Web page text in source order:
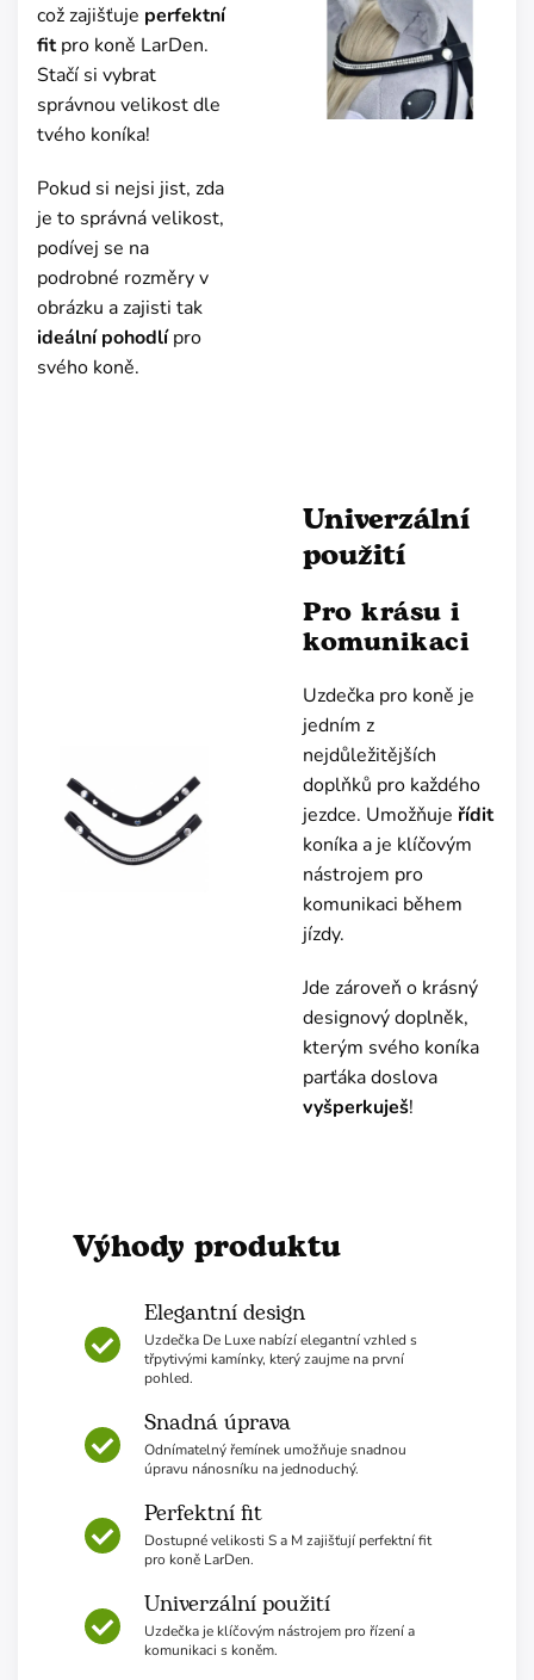
což zajišťuje perfektní
fitpro koně LarDen.
Stačí si vybrat
správnou velikost dle
tvého koníka!
Pokud si nejsi jist, zda
je to správná velikost,
podívej se na
podrobné rozměry v
obrázku a zajisti tak
ideální pohodlípro
svého koně.
Univerzální
použití
Pro krásu i
komunikaci
Uzdečka pro koně je
jedním z
nejdůležitějších
doplňků pro každého
jezdce. Umožňuje řídit
koníka a je klíčovým
nástrojem pro
komunikaci během
jízdy.
Jde zároveň o krásný
designový doplněk,
kterým svého koníka
parťáka doslova
vyšperkuješ!
Výhody produktu
Elegantní design
Uzdečka De Luxe nabízí elegantní vzhled s
třpytivými kamínky, který zaujme na první
pohled.
Snadná úprava
Odnímatelný řemínek umožňuje snadnou
úpravu nánosníku na jednoduchý.
Perfektní fit
Dostupné velikosti S a M zajišťují perfektní fit
pro koně LarDen.
Univerzální použití
Uzdečka je klíčovým nástrojem pro řízení a
komunikaci s koněm.